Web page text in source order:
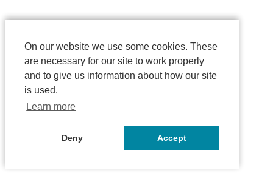
On our website we use some cookies. These
are necessary for our site to work properly
and to give us information about how our site
is used.
Learn more
Deny Accept